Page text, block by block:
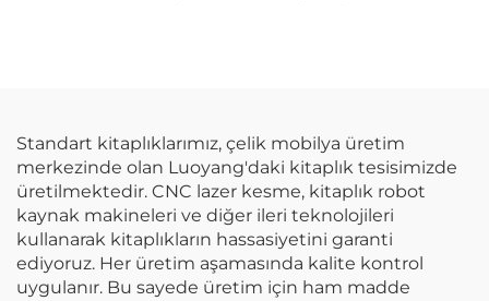
Standart kitaplıklarımız, çelik mobilya üretim
merkezinde olan Luoyang'daki kitaplık tesisimizde
üretilmektedir. CNC lazer kesme, kitaplık robot
kaynak makineleri ve diğer ileri teknolojileri
kullanarak kitaplıkların hassasiyetini garanti
ediyoruz. Her üretim aşamasında kalite kontrol
uygulanır. Bu sayede üretim için ham madde